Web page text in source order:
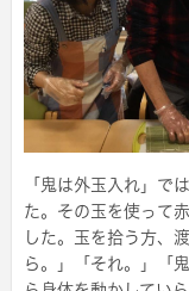
「鬼は外玉入れ」で
た。その玉を使って
した。玉を拾う方、
ら。」「それ。」「